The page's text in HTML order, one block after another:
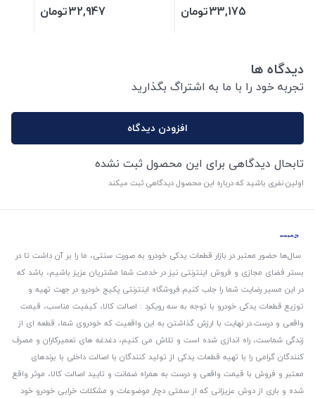
33,175تومان 32,947تومان
دیدگاه ها
تجربه خود را با ما به اشتراگ بگذارید
افزودن دیدگاه
تابحال دیدگاهی برای این محصول ثبت نشده
اولین نفری باشید که درباره این محصول دیدگاهی ثبت میکند
سال‌ها حضور معتبر در بازار قطعات یدکی خودرو به صورت سنتی، ما را بر آن داشت تا در
بستر فضای مجازی و فروش اینترنتی نیز در خدمت شما مشتریان عزیز باشیم، باشد که
در این مسیر رضایت شما را جلب کنیم.فروشگاه اینترنتی پکیج خودرو در جهت تهیه و
توزیع قطعات یدکی خودرو با توجه به سه رویکرد : اصالت کالا، کیفیت مناسب، قیمت
واقعی و درست.در نهایت با ارزش گذاشتن به این واقعیت که خودروی شما، قطعه ای از
زندگی شماست، راه اندازی شده است و تلاش می کنیم، دغدغه های تعمیرکاران و مصرف
کنندگان گرامی را با تهیه قطعات یدکی از تولید کنندگان با اصالت داخلی با برندهای
معتبر و فروش با قیمت واقعی و درست به همراه ضمانت و تایید اصالت کالا، موثر واقع
شده و باری از دوش عزیزانی که از سمتی دچار موضوعات و مشکلات خرابی خودرو خود